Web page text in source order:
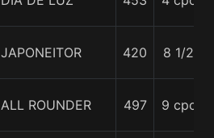
JAPONEITOR 420 8 1/2 c
ALL ROUNDER 497 9 cpos.